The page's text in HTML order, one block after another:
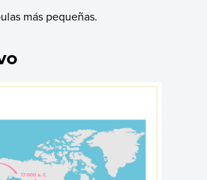
más pequeñas.